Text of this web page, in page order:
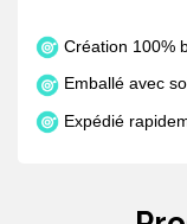
Création 100%
Emballé avec
Expédié